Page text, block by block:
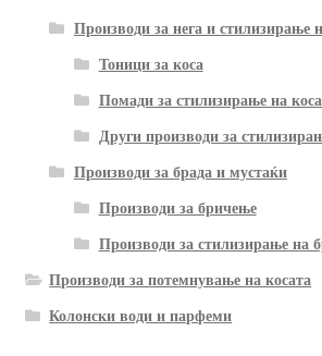
Производи за нега и стилизирање
Тоници за коса
Помади за стилизирање на
Други производи за
Производи за брада и мустаќи
Производи за бричење
Производи за стилизирање на
Производи за потемнување на косата
Колонски води и парфеми